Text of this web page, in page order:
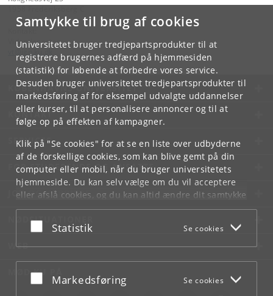
Samtykke til brug af cookies
Universitetet bruger tredjepartsprodukter til at
registrere brugernes adfærd på hjemmesiden
(statistik) for løbende at forbedre vores service.
Desuden bruger universitetet tredjepartsprodukter til
markedsføring af for eksempel udvalgte uddannelser
eller kurser, til at personalisere annoncer og til at
følge op på effekten af kampagner.
Klik på "Se cookies" for at se en liste over udbyderne
af de forskellige cookies, som kan blive gemt på din
computer eller mobil, når du bruger universitetets
hjemmeside. Du kan selv vælge om du vil acceptere
eller afslå cookies, og du kan altid ændre dit samtykke
underCookie- og privatlivspolitiksom du finder i
bunden af hver side.
Acceptér eller afslå
Statistik Se cookies
Acceptér eller afslå
Markedsføring Se cookies
Videntjenesten
KØBENHAVNS UNIVERSITET
KONTAKT
SERVICES
FOR STUDERENDE OG ANSATTE
JOB OG KARRIERE
NØDSITUATIONER
WEB
MØD KU PÅ